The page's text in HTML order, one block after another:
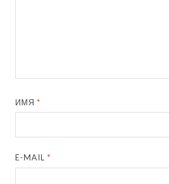
ИМЯ*
E-MAIL*